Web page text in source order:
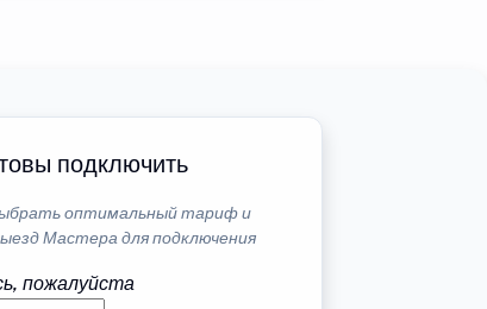
подключить
оптимальный тариф и
Мастера для подключения
пожалуйста